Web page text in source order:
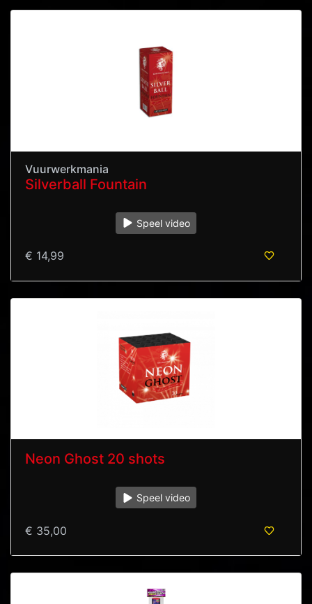
Vuurwerkmania
Silverball Fountain
Speel video
€ 14,99
Neon Ghost 20 shots
Speel video
€ 35,00